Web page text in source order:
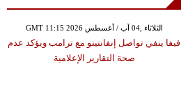
GMT 11:15 2026 الثلاثاء ,04 آب / أغسطس
فيفا ينفي تواصل إنفانتينو مع ترامب ويؤكد عدم
صحة التقارير الإعلامية